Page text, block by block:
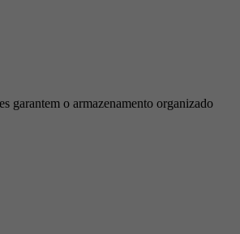
garantem o armazenamento organizado